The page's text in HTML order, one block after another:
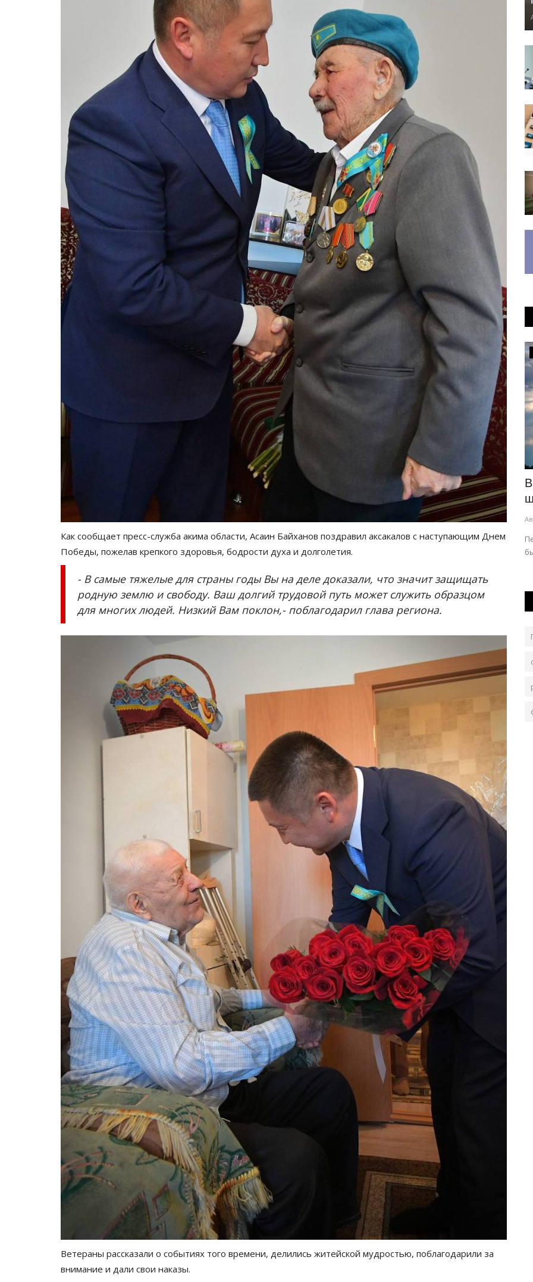
Как сообщает пресс-служба акима области, Асаин Байханов поздравил аксакалов с наступающим Днем
Победы, пожелав крепкого здоровья, бодрости духа и долголетия.
- В самые тяжелые для страны годы Вы на деле доказали, что значит защищать
родную землю и свободу. Ваш долгий трудовой путь может служить образцом
для многих людей. Низкий Вам поклон,- поблагодарил глава региона.
Ветераны рассказали о событиях того времени, делились житейской мудростью, поблагодарили за
внимание и дали свои наказы.
повторят в кинотеатрах Павлодара
Возвращение на большой экран приурочили к юбилею
культового фильма и дате начала...
В Щербактинском районе почтили
память ветерана ВОВ
Мероприятие началось с экскурсии, которую провела
специалист музея Айжан Каирбаева.